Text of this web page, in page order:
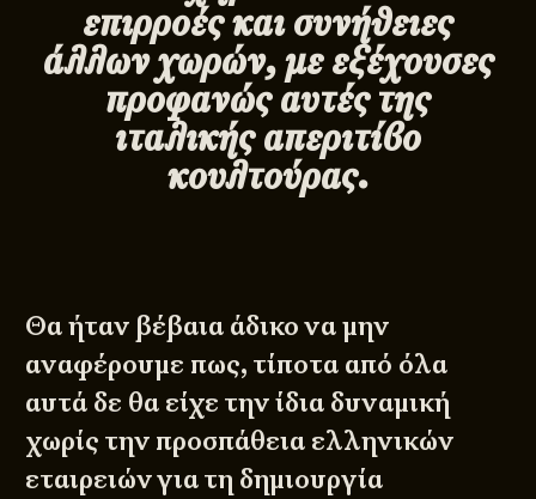
επιρροές και συνήθειες
άλλων χωρών, με εξέχουσες
προφανώς αυτές της
ιταλικής απεριτίβο
κουλτούρας.
Θα ήταν βέβαια άδικο να μην
αναφέρουμε πως, τίποτα από όλα
αυτά δε θα είχε την ίδια δυναμική
χωρίς την προσπάθεια ελληνικών
εταιρειών για τη δημιουργία